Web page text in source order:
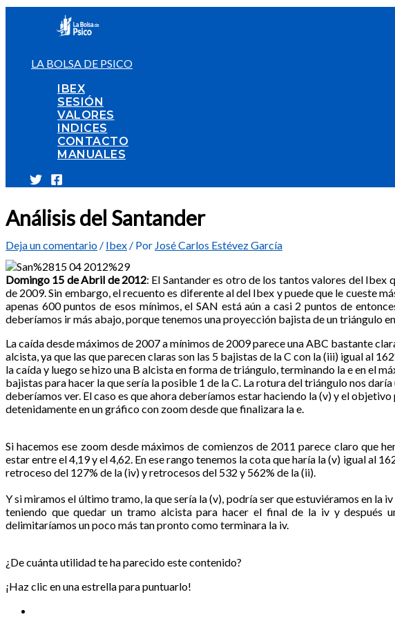
LA BOLSA DE PSICO
IBEX
SESIÓN
VALORES
INDICES
CONTACTO
MANUALES
Análisis del Santander
Deja un comentario / Ibex / Por José Carlos Estévez García
Domingo 15 de Abril de 2012: El Santander es otro de los tantos valores del Ibex
de 2009. Sin embargo, el recuento es diferente al del Ibex y puede que le cueste
apenas 600 puntos de esos mínimos, el SAN está aún a casi 2 puntos de
deberíamos ir más abajo, porque tenemos una proyección bajista de un triángulo
La caída desde máximos de 2007 a mínimos de 2009 parece una ABC bastante
alcista, ya que las que parecen claras son las 5 bajistas de la C con la (iii) igual al
la caída y luego se hizo una B alcista en forma de triángulo, terminando la e en el
bajistas para hacer la que sería la posible 1 de la C. La rotura del triángulo nos
deberíamos ver. El caso es que ahora deberíamos estar haciendo la (v) y el
detenidamente en un gráfico con zoom desde que finalizara la e.
Si hacemos ese zoom desde máximos de comienzos de 2011 parece claro que
estar entre el 4,19 y el 4,62. En ese rango tenemos la cota que haría la (v) igual al
retroceso del 127% de la (iv) y retrocesos del 532 y 562% de la (ii).
Y si miramos el último tramo, la que sería la (v), podría ser que estuviéramos en la
teniendo que quedar un tramo alcista para hacer el final de la iv y después
delimitaríamos un poco más tan pronto como terminara la iv.
¿De cuánta utilidad te ha parecido este contenido?
¡Haz clic en una estrella para puntuarlo!